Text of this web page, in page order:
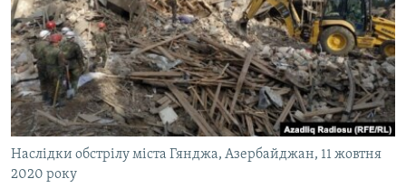
ДЕПОРТАЦІЯ
ВІДЕОУРОКИ «ELIFBE»
СВІДЧЕННЯ ОКУПАЦІЇ
УКРАЇНСЬКА ПРОБЛЕМА КРИМУ
ІНФОГРАФІКА
ЯК ОБІЙТИ БЛОКУВАННЯ
Русский
Qırımtatar
ДОЛУЧАЙСЯ!
Наслідки обстрілу міста Гянджа, Азербайджан, 11 жовтня
2020 року